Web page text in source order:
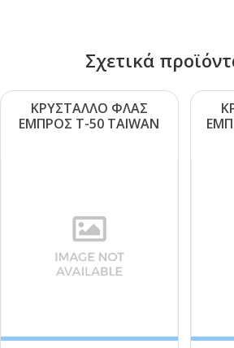
Σχετικά
ΚΡΥΣΤΑΛΛΟ ΦΛΑΣ
ΕΜΠΡΟΣ Τ-50 ΤΑΙWΑΝ